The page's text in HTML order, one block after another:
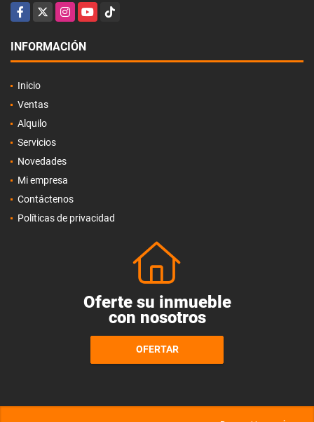
Facebook
X InstagramYouTubeTikTok
INFORMACIÓN
Inicio
Ventas
Alquilo
Servicios
Novedades
Mi empresa
Contáctenos
Políticas de privacidad
Oferte su inmueble
con nosotros
OFERTAR